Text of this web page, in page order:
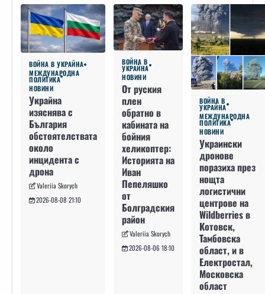
ВОЙНА В УКРАЙНА
МЕЖДУНАРОДНА
ПОЛИТИКА
НОВИНИ
Украйна
изяснява с
България
обстоятелствата
около
инцидента с
дрона
Valeriia Skorych
2026-08-08 21:10
ВОЙНА В
УКРАЙНА
НОВИНИ
От руския
плен
обратно в
кабината на
бойния
хеликоптер:
Историята на
Иван
Пепеляшко
от
Болградския
район
Valeriia Skorych
2026-08-06 18:10
ВОЙНА В
УКРАЙНА
МЕЖДУНАРОДНА
ПОЛИТИКА
НОВИНИ
Украински
дронове
поразиха през
нощта
логистични
центрове на
Wildberries в
Котовск,
Тамбовска
област, и в
Електростал,
Московска
област